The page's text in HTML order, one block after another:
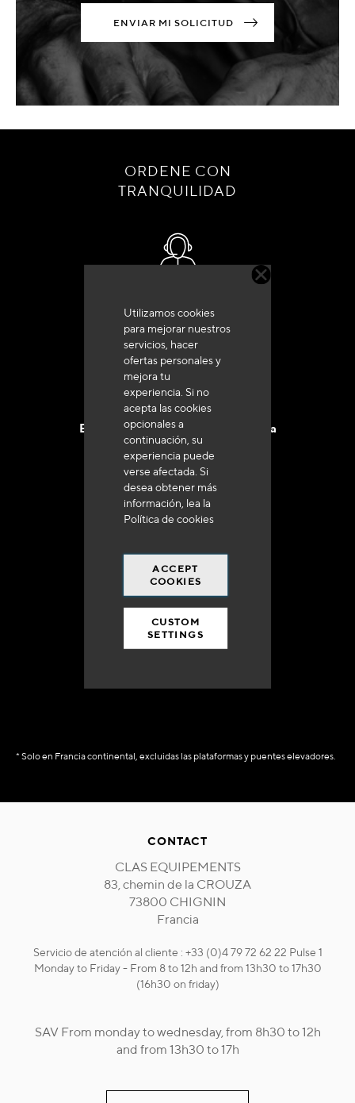
Utilizamos cookies
para mejorar nuestros
servicios, hacer
ofertas personales y
mejora tu
experiencia. Si no
acepta las cookies
opcionales a
continuación, su
experiencia puede
verse afectada. Si
desea obtener más
información, lea la
Política de cookies
ACCEPT
COOKIES
CUSTOM
SETTINGS
ENVIAR MI SOLICITUD
ORDENE CON
TRANQUILIDAD
+33 (0)4 79 72 62 22 Pulse 1
Entrega en 48 a 72 horas en Francia
a 250 euros*
* Solo en Francia continental, excluidas las plataformas y puentes elevadores.
CONTACT
CLAS EQUIPEMENTS
83, chemin de la CROUZA
73800 CHIGNIN
Francia
Servicio de atención al cliente : +33 (0)4 79 72 62 22 Pulse 1
Monday to Friday - From 8 to 12h and from 13h30 to 17h30
(16h30 on friday)
SAV From monday to wednesday, from 8h30 to 12h
and from 13h30 to 17h